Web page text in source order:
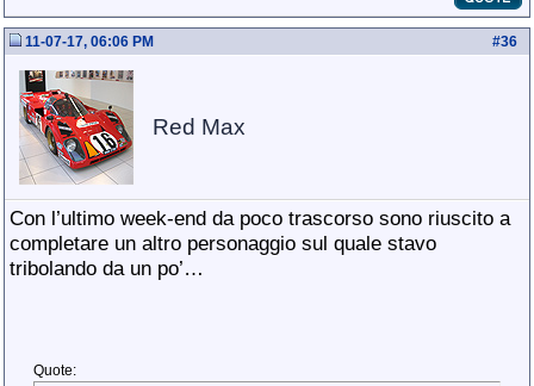
#36
11-07-17, 06:06 PM
Red Max
Con l’ultimo week-end da poco trascorso sono riuscito a
completare un altro personaggio sul quale stavo
tribolando da un po’…
Quote: